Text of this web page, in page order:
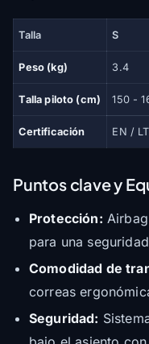
Talla S
Peso (kg) 3.4
Talla piloto (cm) 150 -
Certificación EN /
Puntos clave y
Protección:
para una
Comodidad de
correas
Seguridad: